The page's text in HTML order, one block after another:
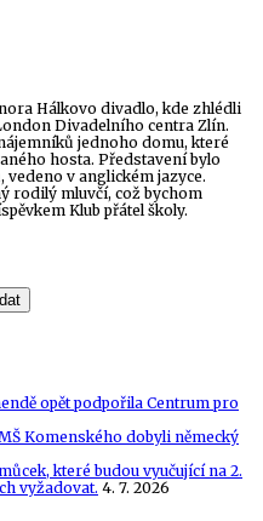
Hálkovo divadlo, kde zhlédli
Divadelního centra Zlín.
jednoho domu, které
hosta. Představení bylo
vedeno v anglickém jazyce.
rodilý mluvčí, což bychom
Klub přátel školy.
opět podpořila Centrum pro
Komenského dobyli německý
které budou vyučující na 2.
vyžadovat. 4. 7. 2026